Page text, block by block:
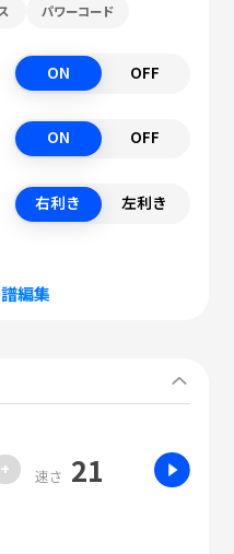
パワーコード
ON OFF
ON OFF
右利き 左利き
編集
+ 速さ 21